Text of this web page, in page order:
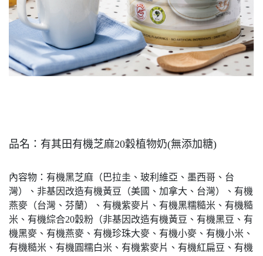
品名：有其田有機芝麻20穀植物奶(無添加糖)
內容物：有機黑芝麻（巴拉圭、玻利維亞、墨西哥、台
灣）、非基因改造有機黃豆（美國、加拿大、台灣）、有機
燕麥（台灣、芬蘭）、有機紫麥片、有機黑糯糙米、有機糙
米、有機綜合20穀粉（非基因改造有機黃豆、有機黑豆、有
機黑麥、有機燕麥、有機珍珠大麥、有機小麥、有機小米、
有機糙米、有機圓糯白米、有機紫麥片、有機紅扁豆、有機